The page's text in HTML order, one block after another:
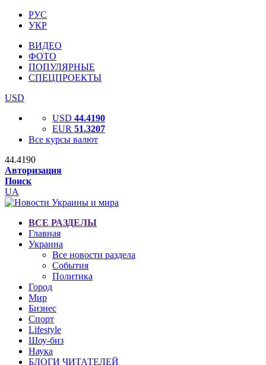
РУС
УКР
ВИДЕО
ФОТО
ПОПУЛЯРНЫЕ
СПЕЦПРОЕКТЫ
USD
USD 44.4190
EUR 51.3207
Все курсы валют
44.4190
Авторизация
Поиск
UA
ВСЕ РАЗДЕЛЫ
Главная
Украина
Все новости раздела
События
Политика
Город
Мир
Бизнес
Спорт
Lifestyle
Шоу-биз
Наука
БЛОГИ ЧИТАТЕЛЕЙ